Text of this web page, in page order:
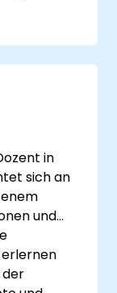
und Daten
in
sich an
und
der